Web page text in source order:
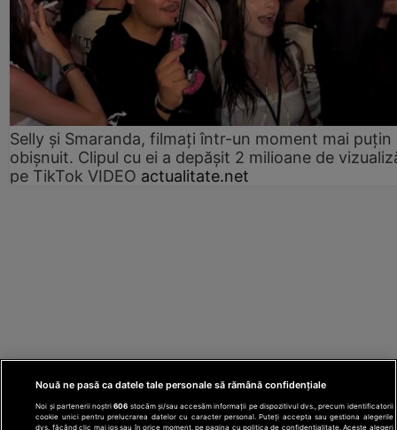
Selly și Smaranda, filmați într-un moment mai puțin
obișnuit. Clipul cu ei a depășit 2 milioane de
pe TikTok VIDEO actualitate.net
Nouă ne pasă ca datele tale personale să rămână confidențiale
Noi și partenerii noștri606 stocăm și/sau accesăm informații pe dispozitivul dvs., precum identificatorii
cookie unici pentru prelucrarea datelor cu caracter personal. Puteți accepta sau gestiona alegerile
dvs. făcând clic mai jos sau în orice moment, pe pagina cu politica de confidențialitate. Aceste alegeri